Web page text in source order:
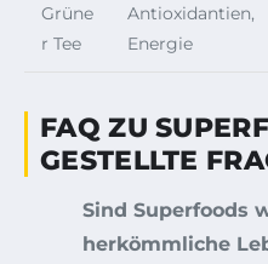
Grüne
r Tee
Antioxidantien,
Energie
FAQ ZU
GESTELLTE
Sind Superfoods
herkömmliche